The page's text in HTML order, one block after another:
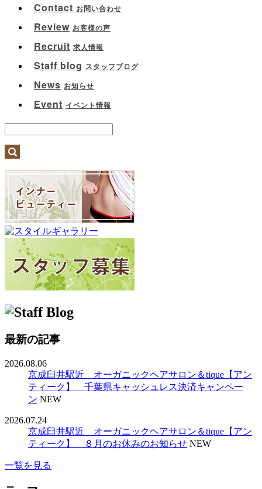
Contact お問い合わせ
Review お客様の声
Recruit 求人情報
Staff blog スタッフブログ
News お知らせ
Event イベント情報
最新の記事
2026.08.06
京成臼井駅近 オーガニックヘアサロン＆tique【アン
ティーク】 千葉県キャッシュレス決済キャンペー
ン NEW
2026.07.24
京成臼井駅近 オーガニックヘアサロン＆tique【アン
ティーク】 ８月のお休みのお知らせ NEW
一覧を見る